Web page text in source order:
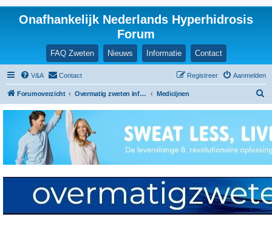
Onafhankelijk Nederlands Hyperhidrosis
Forum
FAQ Zweten Nieuws Informatie Contact
V&A Contact Aanmelden
Registreer
Forumoverzicht Overmatig zweten informatie en ervaringen Medicijnen
k